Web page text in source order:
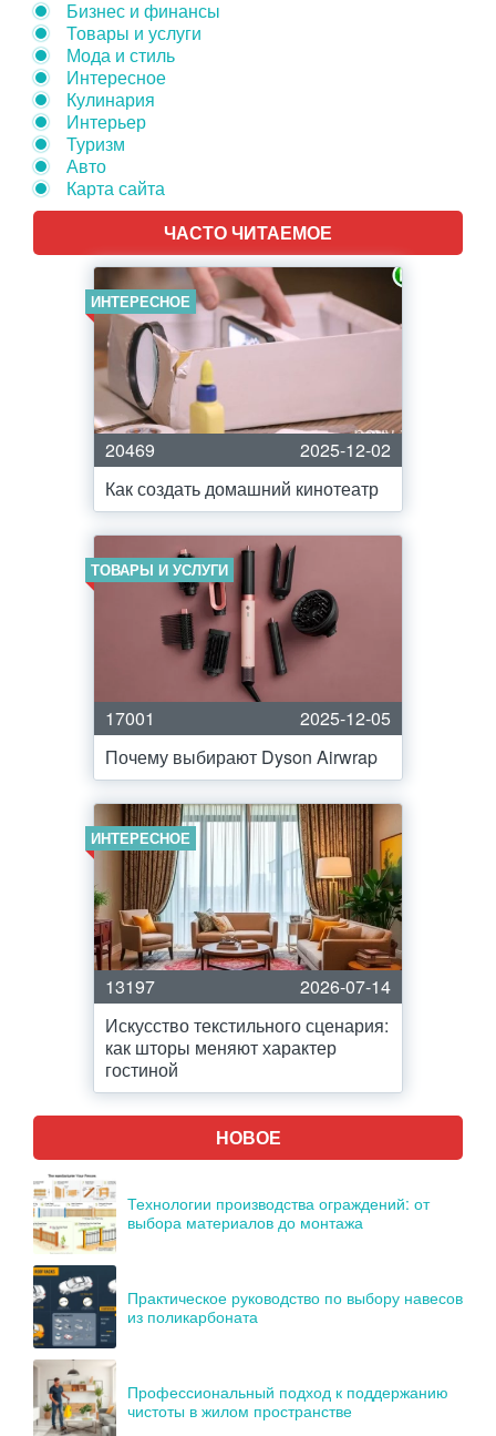
Бизнес и финансы
Товары и услуги
Мода и стиль
Интересное
Кулинария
Интерьер
Туризм
Авто
Карта сайта
ЧАСТО ЧИТАЕМОЕ
ИНТЕРЕСНОЕ
20469
2025-12-02
Как создать домашний кинотеатр
ТОВАРЫ И УСЛУГИ
17001
2025-12-05
Почему выбирают Dyson Airwrap
ИНТЕРЕСНОЕ
13197
2026-07-14
Искусство текстильного сценария:
как шторы меняют характер
гостиной
НОВОЕ
Технологии производства ограждений: от
выбора материалов до монтажа
Практическое руководство по выбору навесов
из поликарбоната
Профессиональный подход к поддержанию
чистоты в жилом пространстве